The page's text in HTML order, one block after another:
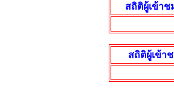
สถิติผู้เข้าช
สถิติผู้เข้า